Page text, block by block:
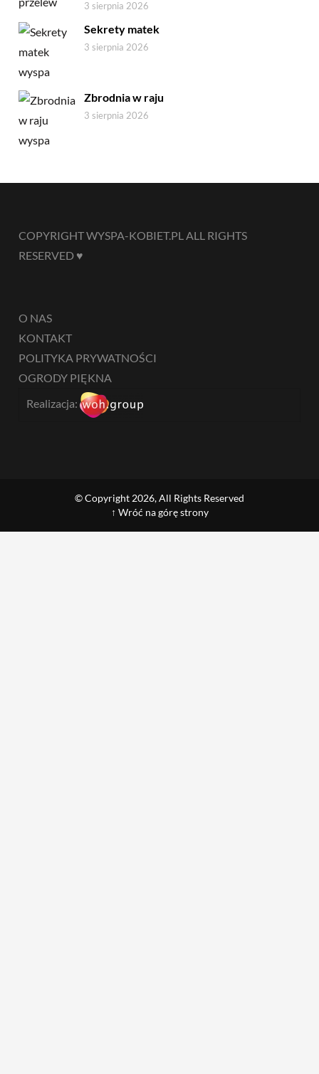
3 sierpnia 2026
Sekrety matek
3 sierpnia 2026
Zbrodnia w raju
3 sierpnia 2026
COPYRIGHT WYSPA-KOBIET.PL ALL RIGHTS
RESERVED ♥
O NAS
KONTAKT
POLITYKA PRYWATNOŚCI
OGRODY PIĘKNA
Realizacja:
© Copyright 2026, All Rights Reserved
↑ Wróć na górę strony